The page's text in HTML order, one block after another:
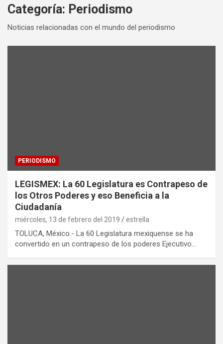
Categoría: Periodismo
Noticias relacionadas con el mundo del periodismo
PERIODISMO
LEGISMEX: La 60 Legislatura es Contrapeso de
los Otros Poderes y eso Beneficia a la
Ciudadanía
miércoles, 13 de febrero del 2019 estrella
TOLUCA, México.- La 60 Legislatura mexiquense se ha
convertido en un contrapeso de los poderes Ejecutivo…